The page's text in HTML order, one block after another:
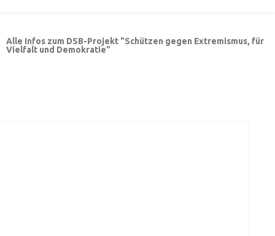
Alle Infos zum DSB-Projekt "Schützen gegen Extremismus, für
Vielfalt und Demokratie"